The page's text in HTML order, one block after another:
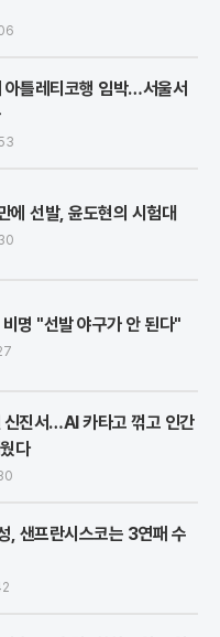
아틀레티코행 임박…서울서
에 선발, 윤도현의 시험대
명 "선발 야구가 안 된다"
신진서…AI 카타고 꺾고 인간
다
, 샌프란시스코는 3연패 수